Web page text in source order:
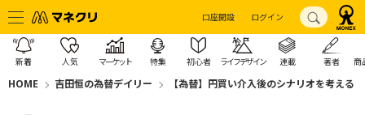
口座開設 ログイン
新着 人気 マーケット 特集 初心者 ライフデザイン 連載 著者 商
HOME 吉田恒の為替デイリー 【為替】円買い介入後のシナリオを考える